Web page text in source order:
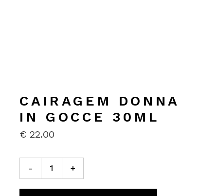
CAIRAGEM DONNA
IN GOCCE 30ML
€ 22.00
Cairagem Donna In Gocce 30ml quantity
- +